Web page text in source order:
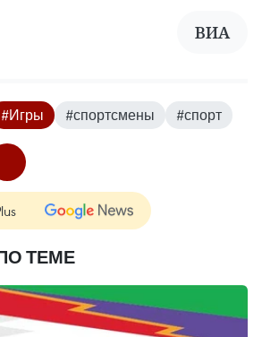
ВИА
#Игры #спортсмены #спорт
ТЕМЕ